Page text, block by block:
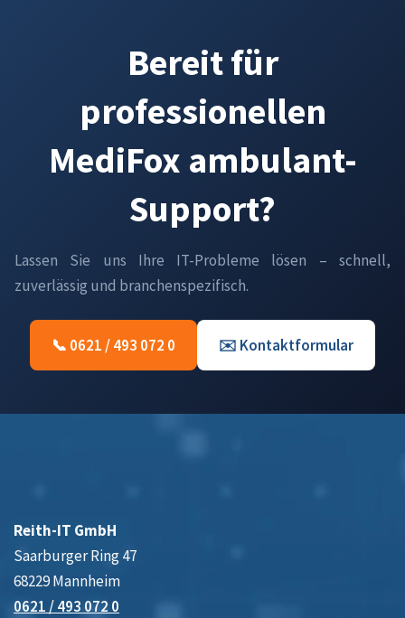
Bereit für
professionellen
MediFox ambulant-
Support?
Lassen Sie uns Ihre IT-Probleme lösen – schnell,
zuverlässig und branchenspezifisch.
📞 0621 / 493 072 0 ✉️ Kontaktformular
Reith-IT GmbH
Saarburger Ring 47
68229 Mannheim
0621 / 493 072 0